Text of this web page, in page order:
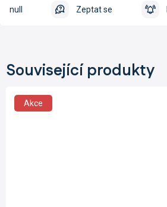
Zeptat se
null
Související produkty
Akce